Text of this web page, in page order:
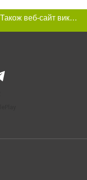
Цей сайт використовує «cookies». Також веб-сайт використовує інтернет-сервіс для збору технічних даних стосовно відвідувачів з метою отримання маркетингової та статистичної інформації. Умови обробки даних відвідувачів сайту див.